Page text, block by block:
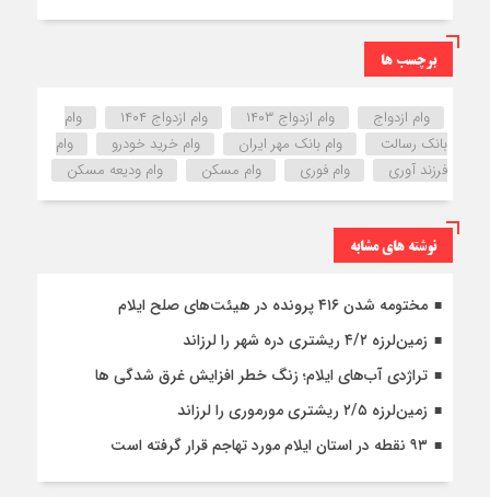
برچسب ها
وام ازدواج وام ازدواج ۱۴۰۳ وام ازدواج ۱۴۰۴
وام
بانک رسالت
وام بانک مهر ایران وام خرید خودرو
وام
فرزند آوری
وام فوری وام مسکن وام ودیعه مسکن
نوشته های مشابه
مختومه شدن ۴۱۶ پرونده در هیئت‌های صلح ایلام
زمین‌لرزه ۴/۲ ریشتری دره شهر را لرزاند
تراژدی آب‌های ایلام؛ زنگ خطر افزایش غرق شدگی ها
زمین‌لرزه ۲/۵ ریشتری مورموری را لرزاند
۹۳ نقطه در استان ایلام مورد تهاجم قرار گرفته است